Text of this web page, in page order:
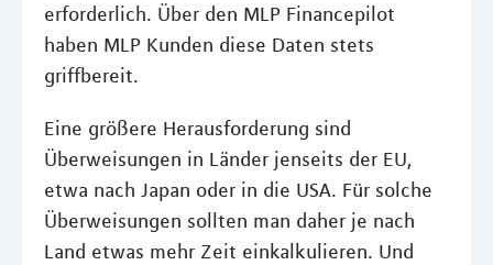
erforderlich. Über den MLP Financepilot
haben MLP Kunden diese Daten stets
griffbereit.
Eine größere Herausforderung sind
Überweisungen in Länder jenseits der EU,
etwa nach Japan oder in die USA. Für solche
Überweisungen sollten man daher je nach
Land etwas mehr Zeit einkalkulieren. Und